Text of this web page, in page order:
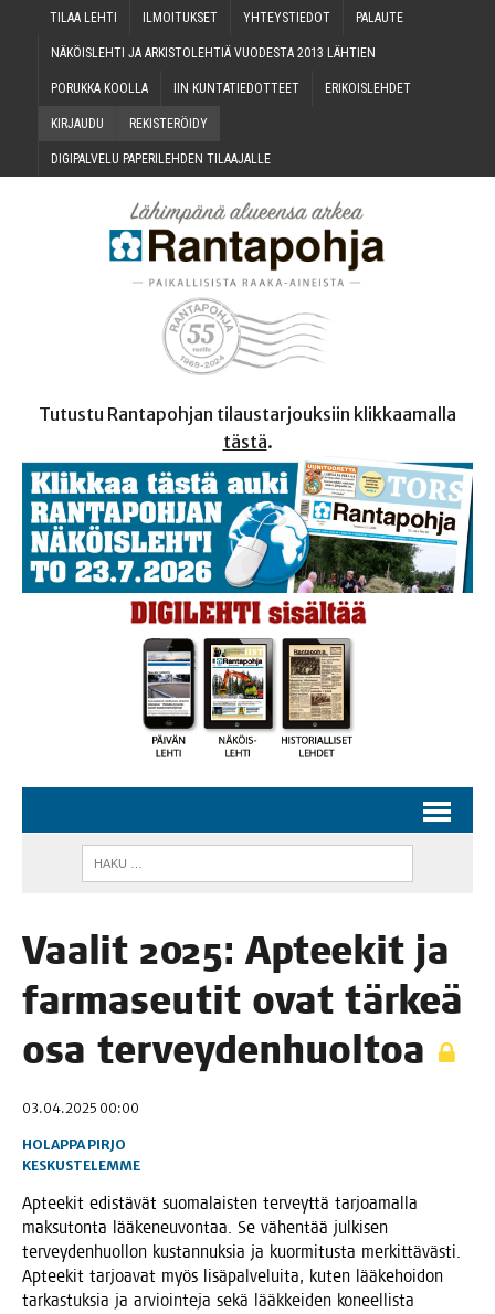
TILAA LEH­TI ILMOI­TUK­SET YHTEYS­TIE­DOT PALAU­TE
NÄKÖIS­LEH­TI JA ARKIS­TO­LEH­TIÄ VUO­DES­TA 2013 LÄHTIEN
PORUK­KA KOOLLA IIN KUN­TA­TIE­DOT­TEET ERI­KOIS­LEH­DET
KIR­JAU­DU REKIS­TE­RÖI­DY
DIGI­PAL­VE­LU PAPE­RI­LEH­DEN TILAAJALLE
Tutustu Rantapohjan tilaustarjouksiin klikkaamalla
tästä.
Vaa­lit 2025: Aptee­kit ja
far­ma­seu­tit ovat tär­keä
osa terveydenhuoltoa
03.04.2025 00:00
HOLAPPA PIRJO
KESKUSTELEMME
Aptee­kit edis­tä­vät suo­ma­lais­ten ter­veyt­tä tar­joa­mal­la
mak­su­ton­ta lää­ke­neu­von­taa. Se vähen­tää jul­ki­sen
ter­vey­den­huol­lon kus­tan­nuk­sia ja kuor­mi­tus­ta mer­kit­tä­väs­ti.
Aptee­kit tar­joa­vat myös lisä­pal­ve­lui­ta, kuten lää­ke­hoi­don
tar­kas­tuk­sia ja arvioin­te­ja sekä lääk­kei­den koneel­lis­ta